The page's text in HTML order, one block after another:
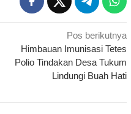
Pos berikutnya
Himbauan Imunisasi Tetes
Polio Tindakan Desa Tukum
Lindungi Buah Hati